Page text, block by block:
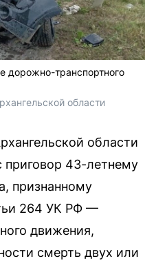
дорожно-транспортного
области
области
приговор 43-летнему
признанному
264 УК РФ —
движения,
смерть двух или